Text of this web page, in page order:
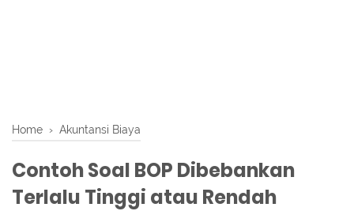
Home › Akuntansi Biaya
Contoh Soal BOP Dibebankan
Terlalu Tinggi atau Rendah